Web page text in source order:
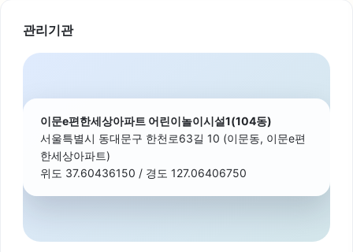
관리기관
이문e편한세상아파트 어린이놀이시설1(104동)
서울특별시 동대문구 한천로63길 10 (이문동, 이문e편
한세상아파트)
위도 37.60436150 / 경도 127.06406750